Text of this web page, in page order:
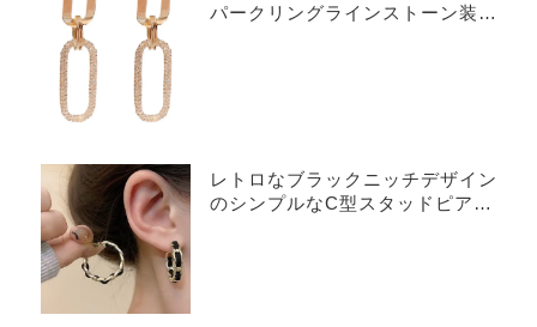
パークリングラインストーン装飾
レトロなブラックニッチデザイン
のシンプルなC型スタッドピア